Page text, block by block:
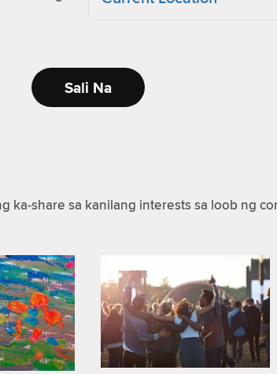
Sali Na
ka-share sa kanilang interests sa loob ng